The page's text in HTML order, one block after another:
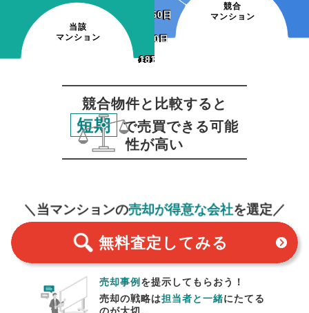
当該
マンション
~60日
~60日
~90日
~90日
~120日
~120日
~150日
~150日
~180日
~180日
181日~
181日~
競合
マンション
~30日
~30日
~60日
~60日
競合物件と比較すると
短期
で売買できる可能
性が高い
＼当マンションの売却が得意な会社を選定／
無料査定 してみる
売却事例を提示してもらおう！
売却の戦略は担当者と一緒にたてる
のが大切。